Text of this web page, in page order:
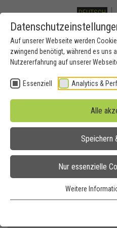
Auf unserer Webseite werden
zwingend benötigt, während es uns
Nutzererfahrung auf unserer
Essenziell Analytics &
Alle
Speichern
Nur essenzielle
Weitere
DEUTSCH
Toggle
navigation
Kontakt
Sie suchen eine interessante
Branchen der Zeitarbeit? Sie
Mitarbeiter engagieren? Nehmen
auf.